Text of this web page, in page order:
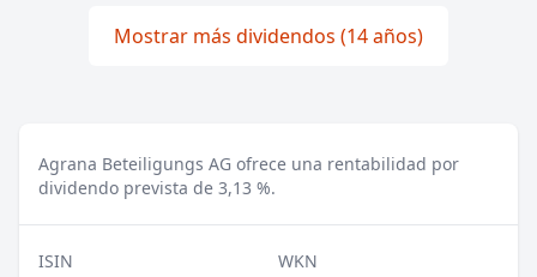
Mostrar más dividendos (14 años)
Agrana Beteiligungs AG ofrece una rentabilidad por
dividendo prevista de 3,13 %.
ISIN
WKN